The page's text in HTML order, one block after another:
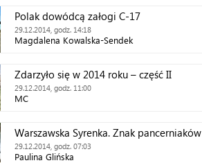
Polak dowódcą załogi C-17
29.12.2014, godz. 14:18
Magdalena Kowalska-Sendek
Zdarzyło się w 2014 roku – część II
29.12.2014, godz. 11:00
MC
Warszawska Syrenka. Znak pancerniaków
29.12.2014, godz. 07:03
Paulina Glińska